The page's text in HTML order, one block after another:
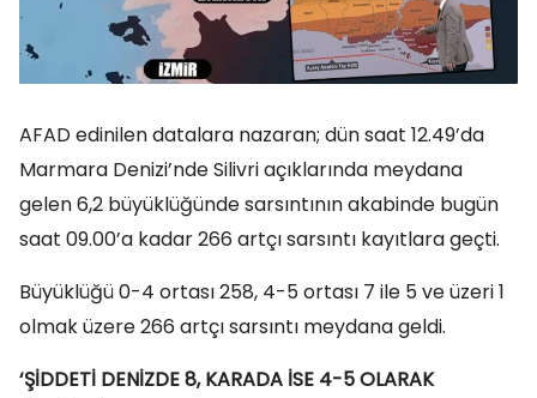
AFAD edinilen datalara nazaran; dün saat 12.49’da
Marmara Denizi’nde Silivri açıklarında meydana
gelen 6,2 büyüklüğünde sarsıntının akabinde bugün
saat 09.00’a kadar 266 artçı sarsıntı kayıtlara geçti.
Büyüklüğü 0-4 ortası 258, 4-5 ortası 7 ile 5 ve üzeri 1
olmak üzere 266 artçı sarsıntı meydana geldi.
‘ŞİDDETİ DENİZDE 8, KARADA İSE 4-5 OLARAK